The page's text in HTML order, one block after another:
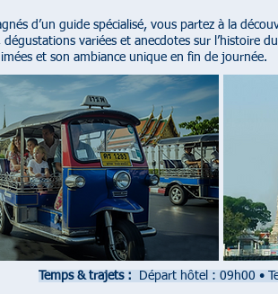
d’un guide spécialisé, vous partez à la
dégustations variées et anecdotes sur l’histoire
et son ambiance unique en fin de journée.
Temps & trajets : Départ hôtel : 09h00 •